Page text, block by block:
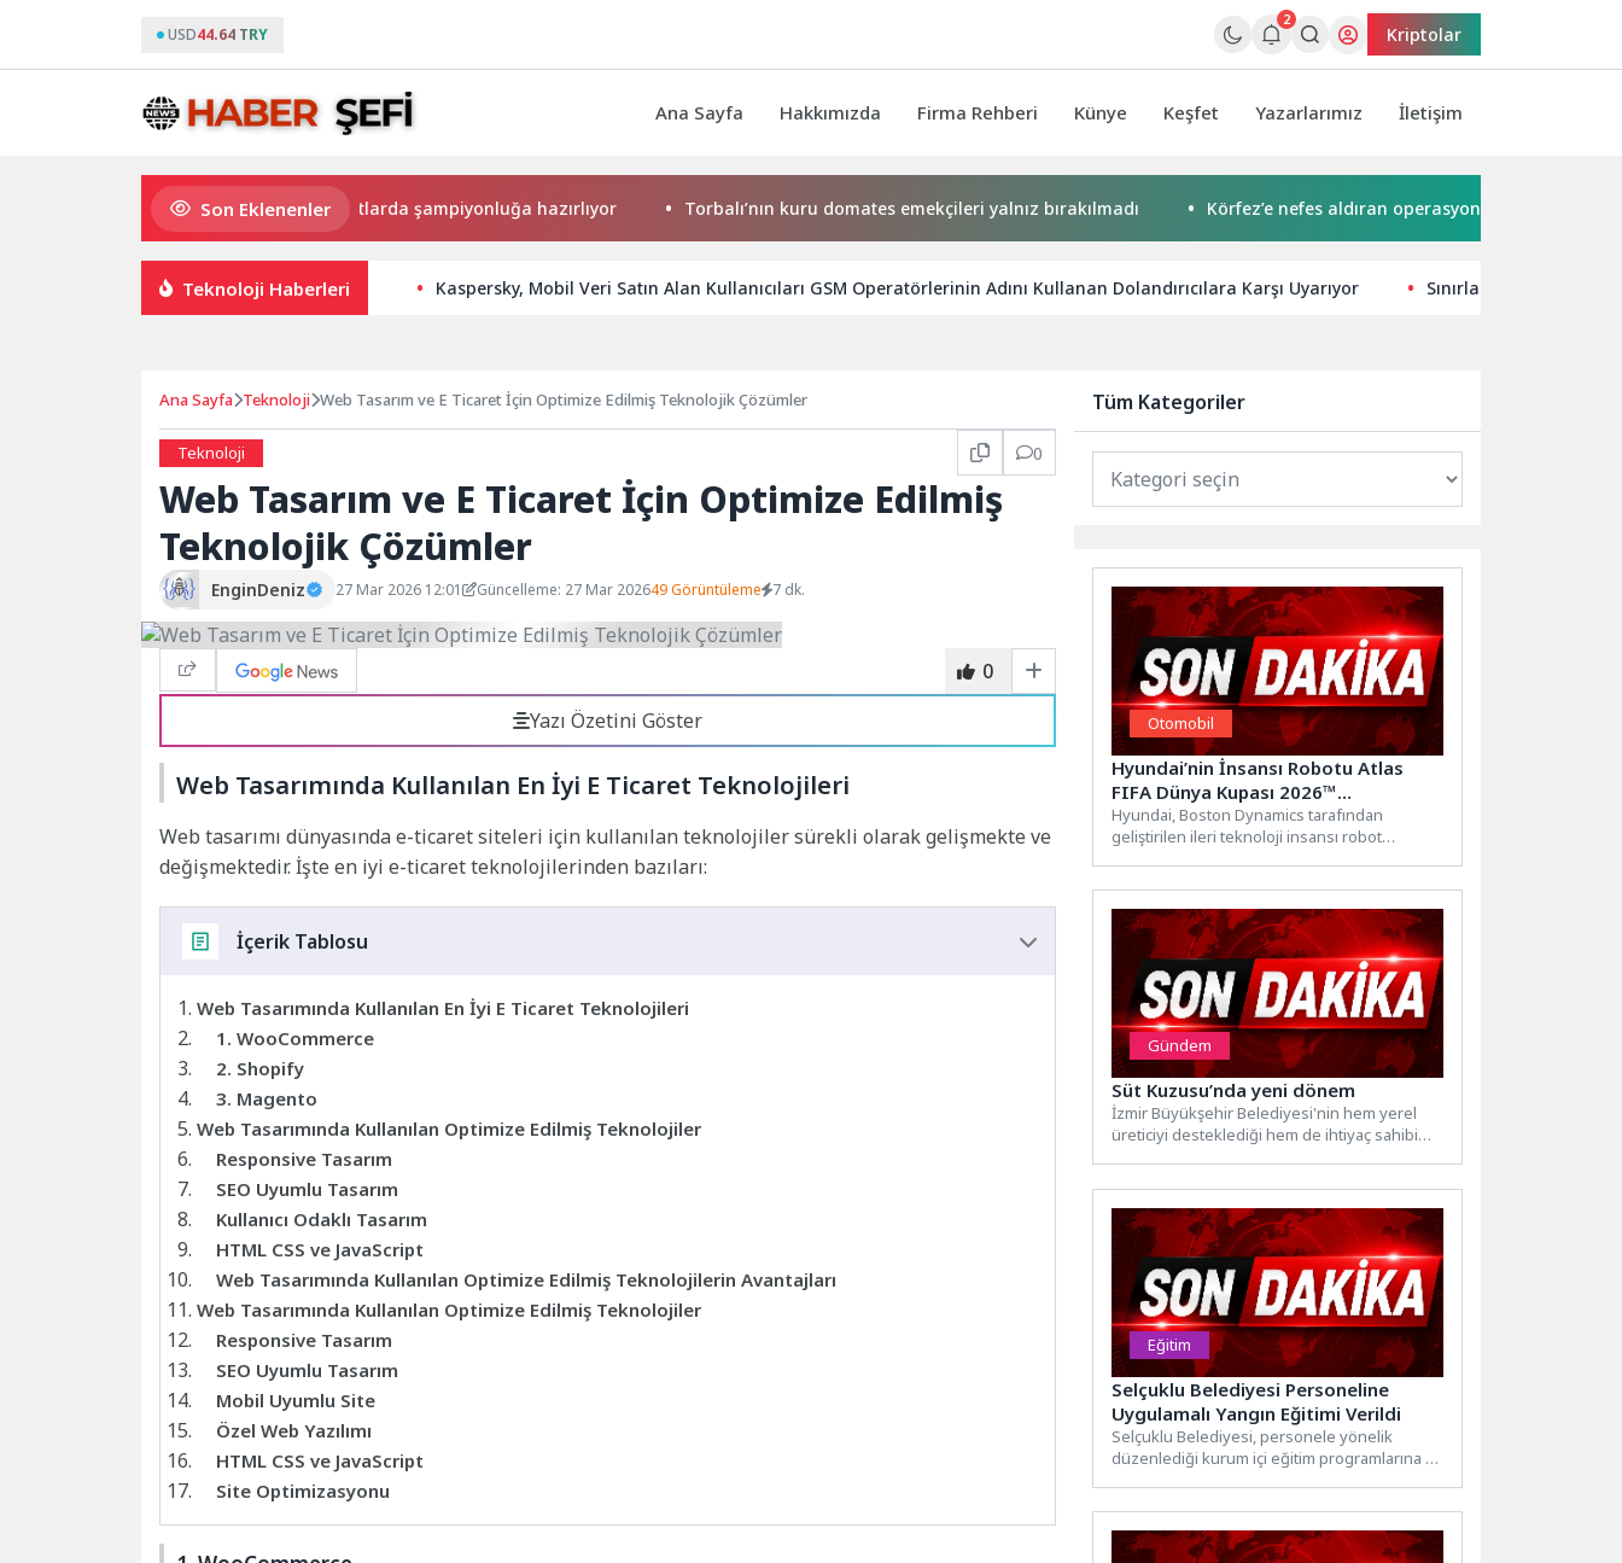
USD44.64 TRY
2
Kriptolar
Ana Sayfa Hakkımızda Firma Rehberi Künye Keşfet Yazarlarımız İletişim
Son Eklenenler
Hayat kurtaran baba, kızını kortlarda şampiyonluğa hazırlıyor Torbalı’nın kuru domates emekçileri yalnız bırakılmadı Körfez’e nefes aldıran operasyon
Teknoloji Haberleri Kaspersky, Mobil Veri Satın Alan Kullanıcıları GSM Operatörlerinin Adını Kullanan Dolandırıcılara Karşı Uyarıyor Sınırları aşan
Ana Sayfa Teknoloji Web Tasarım ve E Ticaret İçin Optimize Edilmiş Teknolojik Çözümler
Teknoloji 0
Web Tasarım ve E Ticaret İçin Optimize Edilmiş
Teknolojik Çözümler
EnginDeniz 27 Mar 2026 12:01 Güncelleme: 27 Mar 202649 Görüntüleme 7 dk.
0
Yazı Özetini Göster
Web Tasarımında Kullanılan En İyi E Ticaret Teknolojileri
Web tasarımı dünyasında e-ticaret siteleri için kullanılan teknolojiler sürekli olarak gelişmekte ve
değişmektedir. İşte en iyi e-ticaret teknolojilerinden bazıları:
İçerik Tablosu
Web Tasarımında Kullanılan En İyi E Ticaret Teknolojileri
1. WooCommerce
2. Shopify
3. Magento
Web Tasarımında Kullanılan Optimize Edilmiş Teknolojiler
Responsive Tasarım
SEO Uyumlu Tasarım
Kullanıcı Odaklı Tasarım
HTML CSS ve JavaScript
Web Tasarımında Kullanılan Optimize Edilmiş Teknolojilerin Avantajları
Web Tasarımında Kullanılan Optimize Edilmiş Teknolojiler
Responsive Tasarım
SEO Uyumlu Tasarım
Mobil Uyumlu Site
Özel Web Yazılımı
HTML CSS ve JavaScript
Site Optimizasyonu
Tüm Kategoriler
Otomobil
Hyundai’nin İnsansı Robotu Atlas
FIFA Dünya Kupası 2026™
Sahnesinde
Hyundai, Boston Dynamics tarafından
geliştirilen ileri teknoloji insansı robot
Gündem
Süt Kuzusu’nda yeni dönem
İzmir Büyükşehir Belediyesi'nin hem yerel
üreticiyi desteklediği hem de ihtiyaç sahibi
Eğitim
Selçuklu Belediyesi Personeline
Uygulamalı Yangın Eğitimi Verildi
Selçuklu Belediyesi, personele yönelik
düzenlediği kurum içi eğitim programlarına yıl